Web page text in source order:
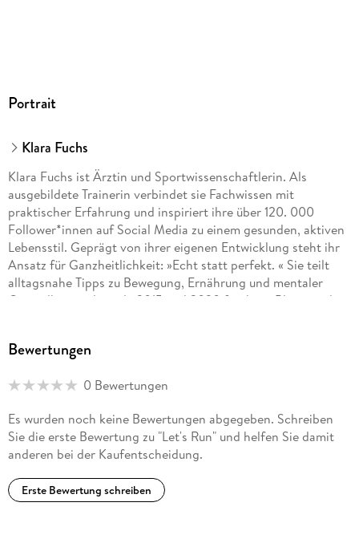
Portrait
Klara Fuchs
Klara Fuchs ist Ärztin und Sportwissenschaftlerin. Als
ausgebildete Trainerin verbindet sie Fachwissen mit
praktischer Erfahrung und inspiriert ihre über 120. 000
Follower*innen auf Social Media zu einem gesunden, aktiven
Lebensstil. Geprägt von ihrer eigenen Entwicklung steht ihr
Ansatz für Ganzheitlichkeit: »Echt statt perfekt. « Sie teilt
alltagsnahe Tipps zu Bewegung, Ernährung und mentaler
Gesundheit und wurde 2015 und 2020 für ihren Blog mit dem
Bewertungen
0 Bewertungen
Es wurden noch keine Bewertungen abgegeben. Schreiben
Sie die erste Bewertung zu "Let's Run" und helfen Sie damit
anderen bei der Kaufentscheidung.
Erste Bewertung schreiben